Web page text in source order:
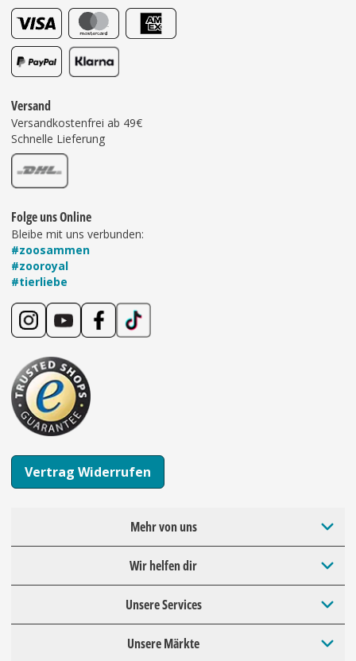
Versand
Versandkostenfrei ab 49€
Schnelle Lieferung
Folge uns Online
Bleibe mit uns verbunden:
#zoosammen
#zooroyal
#tierliebe
Vertrag Widerrufen
Mehr von uns
Wir helfen dir
Unsere Services
Unsere Märkte